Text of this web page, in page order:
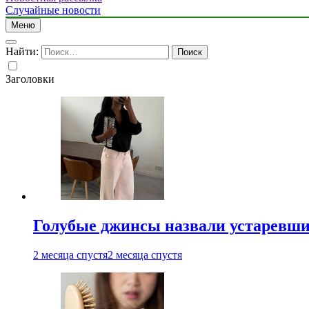
Случайные новости
Меню
Найти:
Заголовки
Голубые джинсы назвали
2 месяца спустя2 месяца спустя